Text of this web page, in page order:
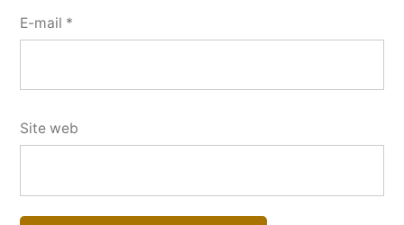
E-mail *
Site web